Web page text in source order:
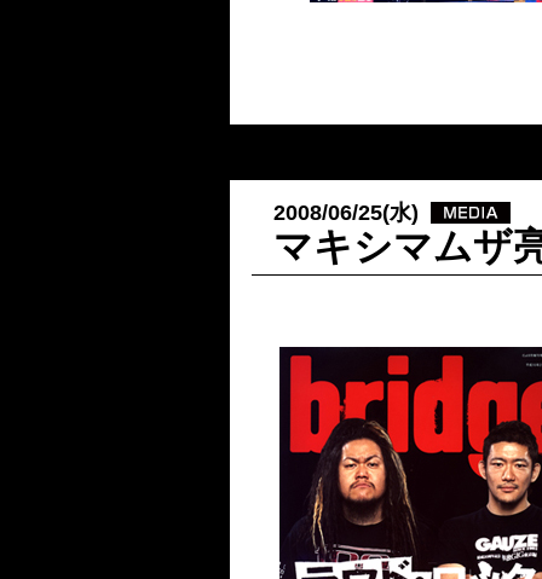
2008/06/25(水)
マキシマムザ